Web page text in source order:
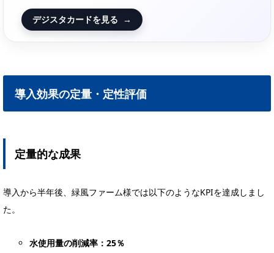
デジスタカードを見る →
導入効果の定量・定性評価
定量的な成果
導入から半年後、緑風ファーム様では以下のようなKPIを達成しまし
た。
水使用量の削減率：25％